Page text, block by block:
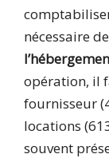
nécessaire de
opération, il
fournisseur
locations
souvent